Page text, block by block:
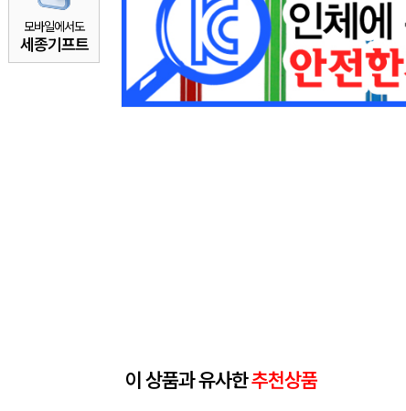
모바일에서도
세종기프트
이 상품과 유사한추천상품